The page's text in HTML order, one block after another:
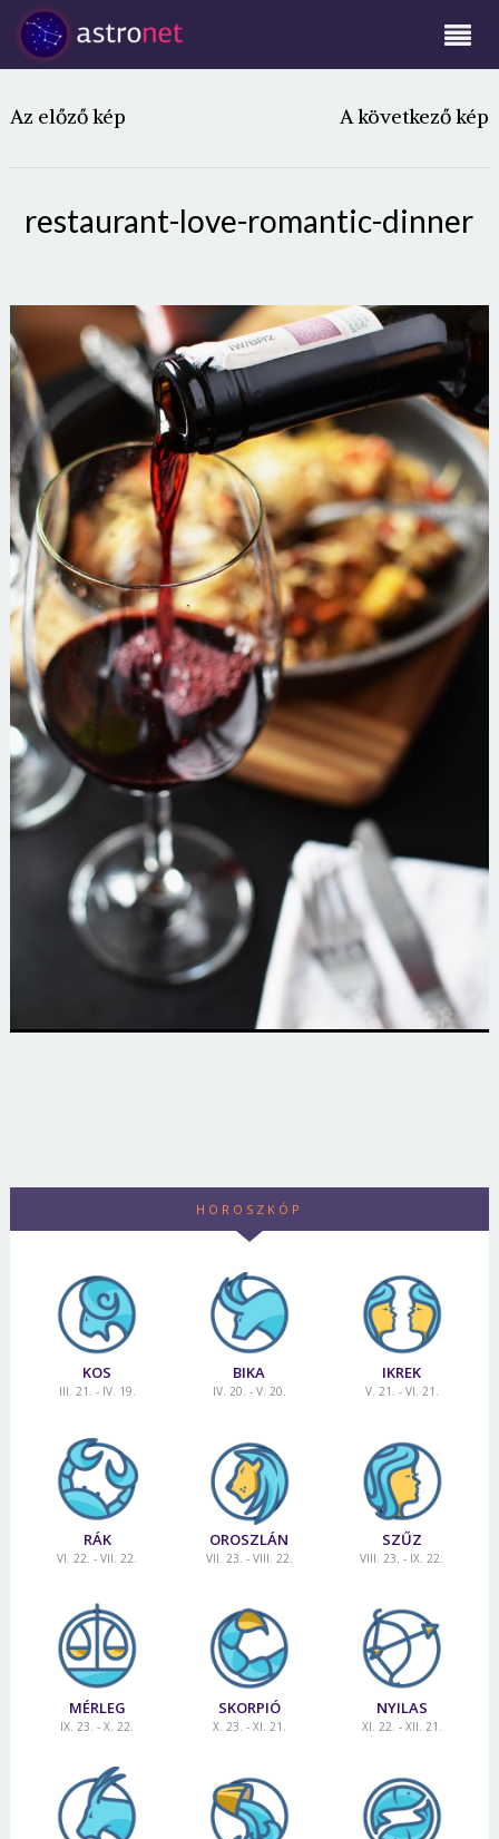
Az előző kép A következő kép
restaurant-love-romantic-dinner
HOROSZKÓP
KOS
III. 21. - IV. 19.
BIKA
IV. 20. - V. 20.
IKREK
V. 21. - VI. 21.
RÁK
VI. 22. - VII. 22.
OROSZLÁN
VII. 23. - VIII. 22.
SZŰZ
VIII. 23. - IX. 22.
MÉRLEG
IX. 23. - X. 22.
SKORPIÓ
X. 23. - XI. 21.
NYILAS
XI. 22. - XII. 21.